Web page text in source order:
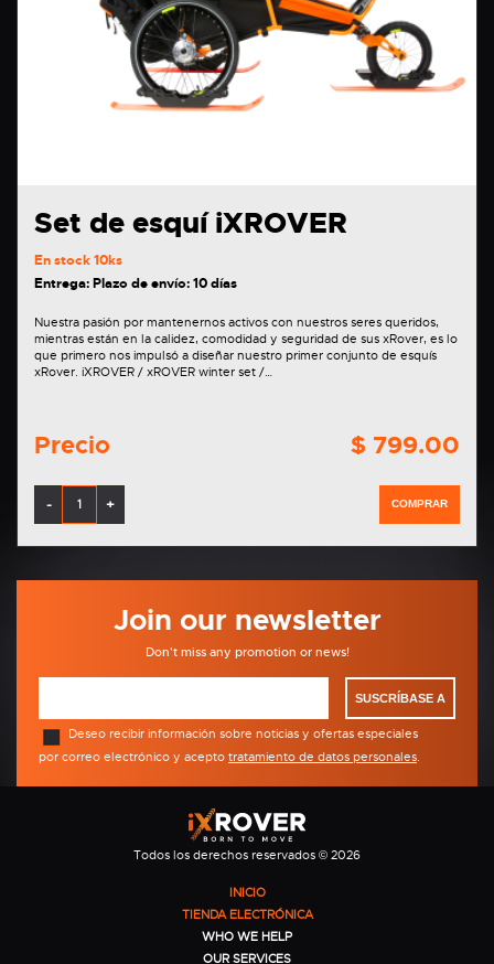
Set de esquí iXROVER
En stock10ks
Entrega: Plazo de envío: 10 días
Nuestra pasión por mantenernos activos con nuestros seres queridos,
mientras están en la calidez, comodidad y seguridad de sus xRover, es lo
que primero nos impulsó a diseñar nuestro primer conjunto de esquís
xRover. iXROVER / xROVER winter set /…
Precio $ 799.00
- + COMPRAR
Join our newsletter
Don't miss any promotion or news!
SUSCRÍBASE A
Deseo recibir información sobre noticias y ofertas especiales
por correo electrónico y acepto tratamiento de datos personales.
Todos los derechos reservados © 2026
INICIO
TIENDA ELECTRÓNICA
WHO WE HELP
OUR SERVICES